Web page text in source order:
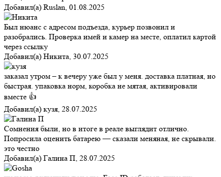
Добавил(а) Ruslan, 01.08.2025
Был нюанс с адресом подъезда, курьер позвонил и
разобрались. Проверка имей и камер на месте, оплатил картой
через ссылку
Добавил(а) Никита, 30.07.2025
заказал утром – к вечеру уже был у меня. доставка платная, но
быстрая. упаковка норм, коробка не мятая, активировали
вместе 👍
Добавил(а) кузя, 28.07.2025
Сомнения были, но в итоге в реале выглядит отлично.
Попросила оценить батарею — сказали меняная, не скрывали.
это честно
Добавил(а) Галина П, 28.07.2025